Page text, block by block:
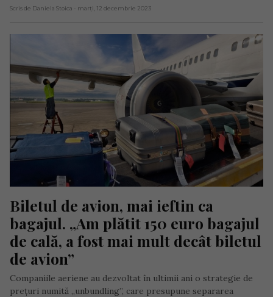
Scris de Daniela Stoica - marți, 12 decembrie 2023
Biletul de avion, mai ieftin ca
bagajul. „Am plătit 150 euro bagajul
de cală, a fost mai mult decât biletul
de avion”
Companiile aeriene au dezvoltat în ultimii ani o strategie de
prețuri numită „unbundling”, care presupune separarea